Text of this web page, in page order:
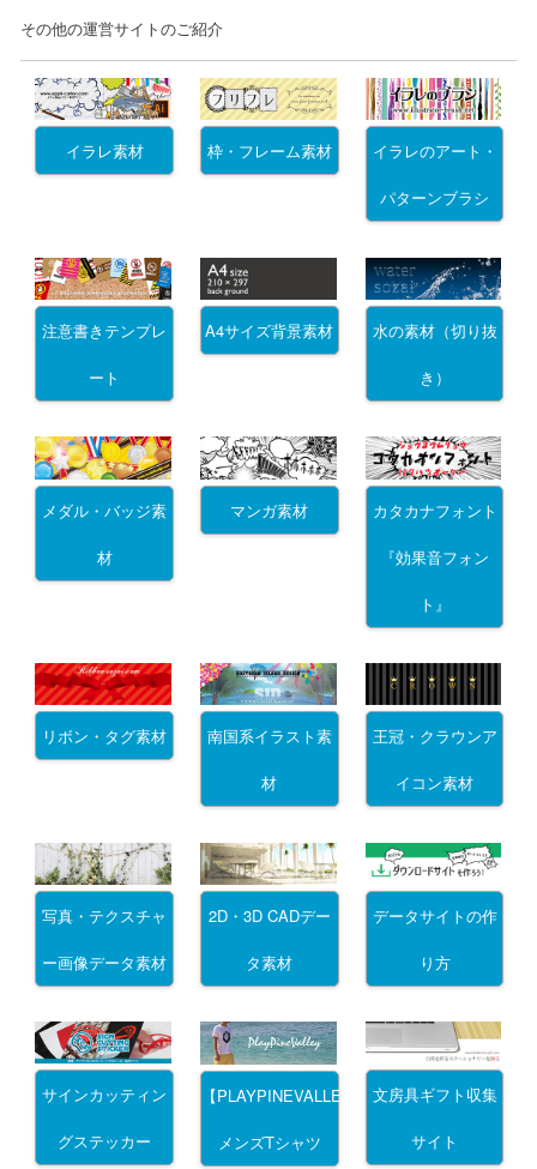
その他の運営サイトのご紹介
イラレ素材 枠・フレーム素材 イラレのアート・
パターンブラシ
注意書きテンプレ
ート
A4サイズ背景素材 水の素材（切り抜
き）
メダル・バッジ素
材
マンガ素材 カタカナフォント
『効果音フォン
ト』
リボン・タグ素材 南国系イラスト素
材
王冠・クラウンア
イコン素材
写真・テクスチャ
ー画像データ素材
2D・3D CADデー
タ素材
データサイトの作
り方
サインカッティン
グステッカー
【PLAYPINEVALLEY】
メンズTシャツ
文房具ギフト収集
サイト